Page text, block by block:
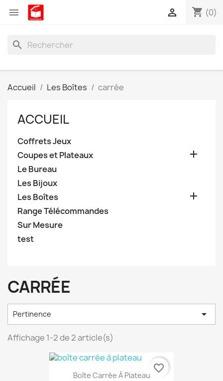
 shopping_cart (0)

search
Accueil Les Boîtes carrée
ACCUEIL
Coffrets Jeux
Coupes et Plateaux

Le Bureau
Les Bijoux
Les Boîtes

Range Télécommandes
Sur Mesure
test
CARRÉE
Pertinence 
Affichage 1-2 de 2 article(s)
Boîte Carrée À Plateau
favorite_border